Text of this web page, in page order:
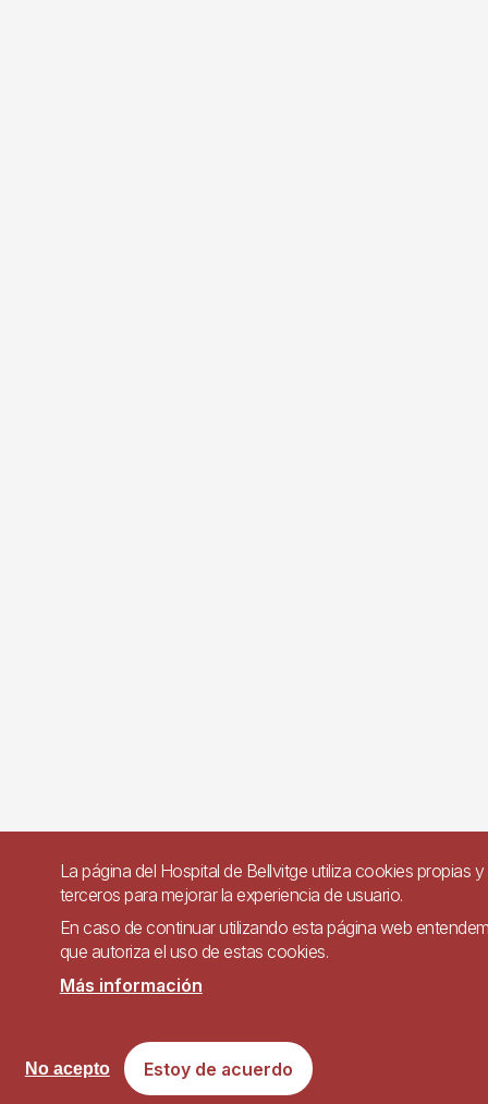
La página del Hospital de Bellvitge utiliza cookies propias y
terceros para mejorar la experiencia de usuario.
En caso de continuar utilizando esta página web
que autoriza el uso de estas cookies.
Más información
Estoy de acuerdo
No acepto